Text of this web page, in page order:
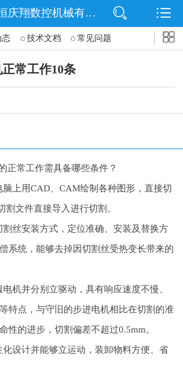
网站首页
泊头市恒庆翔数控机械有限公司
态 技术文档 常见问题
常工作10条
正常工作需具备哪些条件？
脑上用CAD、CAM绘制各种图形，直接切
割文件直接导入进行切割。
割丝安装方式，定位准确、安装及替换方
系统，能够去掉因切割丝受热变长带来的
机并分别立驱动，具有响应速度不慢、
特点，与守旧的步进电机相比在切割的准
性的进步，切割偏差不超过0.5mm。
化设计并能够立运动，装卸物料方便、省